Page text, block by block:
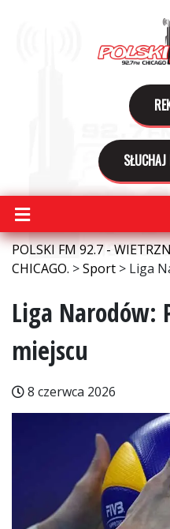
POLSKI FM 92.7 -
CHICAGO. >Sport > Liga
Liga Narodów:
miejscu
8 czerwca 2026